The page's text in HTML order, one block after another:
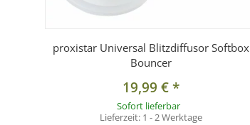
proxistar Universal Blitzdiffusor Softbox
Bouncer
19,99 €*
Sofort lieferbar
Lieferzeit: 1 - 2 Werktage